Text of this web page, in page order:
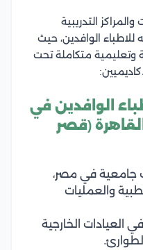
التدريبية
للاطباء الوافدين، حيث
وتعليمية متكاملة تحت
الوافدين في
(قصر
جامعية في مصر،
والعمليات
العيادات الخارجية